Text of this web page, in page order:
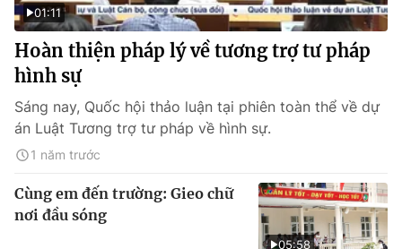
01:11
Hoàn thiện pháp lý về tương trợ tư pháp
hình sự
Sáng nay, Quốc hội thảo luận tại phiên toàn thể về dự
án Luật Tương trợ tư pháp về hình sự.
1 năm trước
05:58
Cùng em đến trường: Gieo chữ
nơi đầu sóng